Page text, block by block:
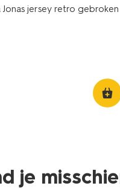
Jonas jersey retro gebroken
je